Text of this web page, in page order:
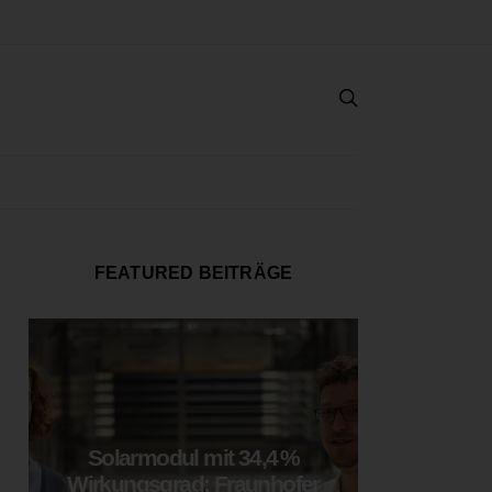
FEATURED BEITRÄGE
Solarmodul mit 34,4 %
Wirkungsgrad: Fraunhofer